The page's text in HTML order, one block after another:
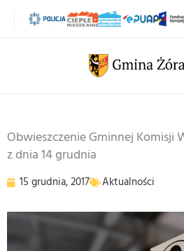
Obwieszczenie Gminnej Komisji
z dnia 14 grudnia
15 grudnia, 2017 Aktualności